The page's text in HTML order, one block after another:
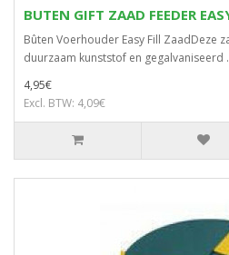
BUTEN GIFT ZAAD FEEDER
Bûten Voerhouder Easy Fill ZaadDeze
duurzaam kunststof en gegalvaniseerd
4,95€
Excl. BTW: 4,09€